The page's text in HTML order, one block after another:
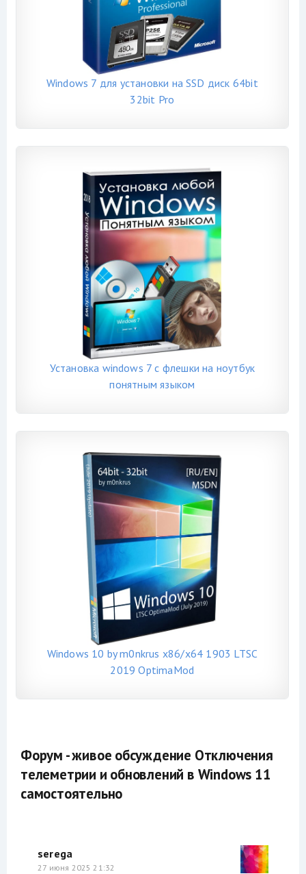
Windows 7 для установки на SSD диск 64bit
32bit Pro
Установка windows 7 с флешки на ноутбук
понятным языком
Windows 10 by m0nkrus x86/x64 1903 LTSC
2019 OptimaMod
Форум - живое обсуждение Отключения
телеметрии и обновлений в Windows 11
самостоятельно
serega
27 июня 2025 21:32